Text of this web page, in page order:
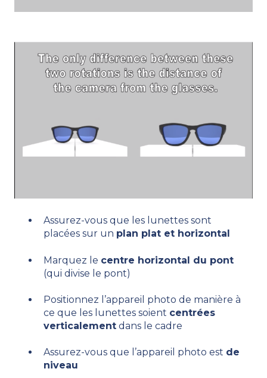
Assurez-vous que les lunettes sont
placées sur un plan plat et horizontal
Marquez le centre horizontal du pont
(qui divise le pont)
Positionnez l’appareil photo de manière à
ce que les lunettes soient centrées
verticalement dans le cadre
Assurez-vous que l’appareil photo est de
niveau